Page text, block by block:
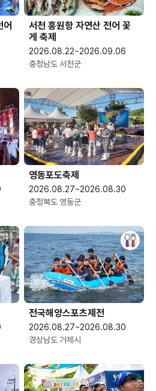
어
서천 홍원항 자연산 전어 꽃
게 축제
2026.08.22~2026.09.06
충청남도 서천군
영동포도축제
2026.08.27~2026.08.30
충청북도 영동군
전국해양스포츠제전
2026.08.27~2026.08.30
경상남도 거제시